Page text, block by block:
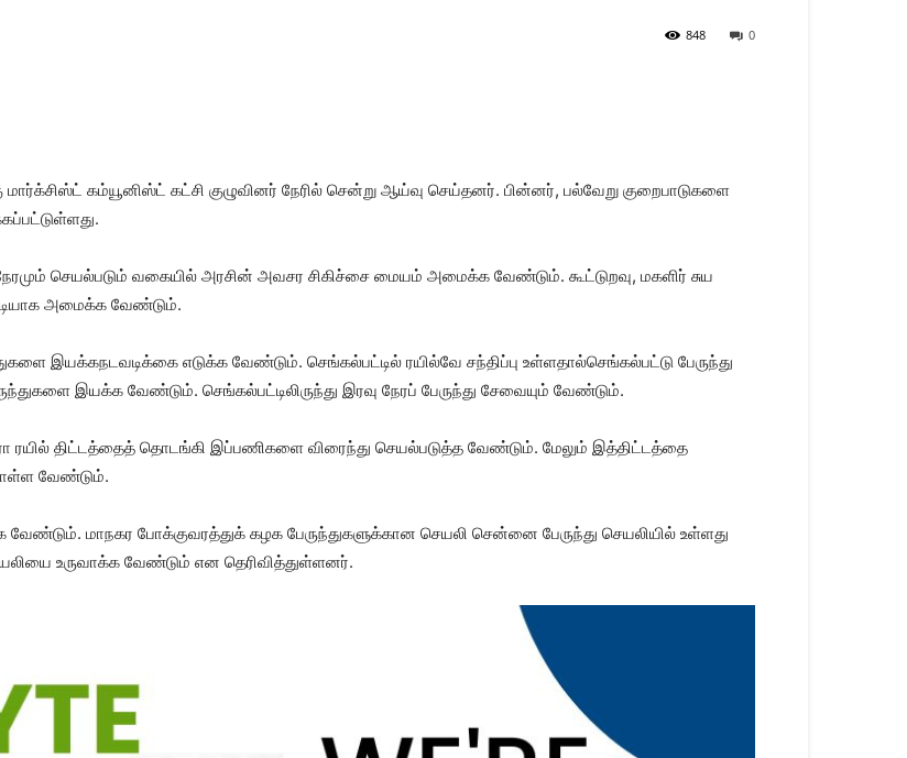
0
848
கம்யூனிஸ்ட் கட்சி குழுவினர் நேரில் சென்று ஆய்வு செய்தனர். பின்னர், பல்வேறு குறைபாடுகளை
செயல்படும் வகையில் அரசின் அவசர சிகிச்சை மையம் அமைக்க வேண்டும். கூட்டுறவு, மகளிர் சுய
அமைக்க வேண்டும்.
இயக்கநடவடிக்கை எடுக்க வேண்டும். செங்கல்பட்டில் ரயில்வே சந்திப்பு உள்ளதால்செங்கல்பட்டு பேருந்து
இயக்க வேண்டும். செங்கல்பட்டிலிருந்து இரவு நேரப் பேருந்து சேவையும் வேண்டும்.
ரயில் திட்டத்தைத் தொடங்கி இப்பணிகளை விரைந்து செயல்படுத்த வேண்டும். மேலும் இத்திட்டத்தை
வேண்டும்.
வேண்டும். மாநகர போக்குவரத்துக் கழக பேருந்துகளுக்கான செயலி சென்னை பேருந்து செயலியில் உள்ளது
உருவாக்க வேண்டும் என தெரிவித்துள்ளனர்.